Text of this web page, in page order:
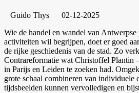
Guido Thys
02-12-2025
Wie de handel en wandel van Antwerpse
activiteiten wil begrijpen, doet er goed
de rijke geschiedenis van de stad. Zo
Contrareformatie wat Christoffel Plantin
in Parijs en Leiden te zoeken had.
grote schaal combineren van individuele
tijdsbeelden kunnen vervolledigen en